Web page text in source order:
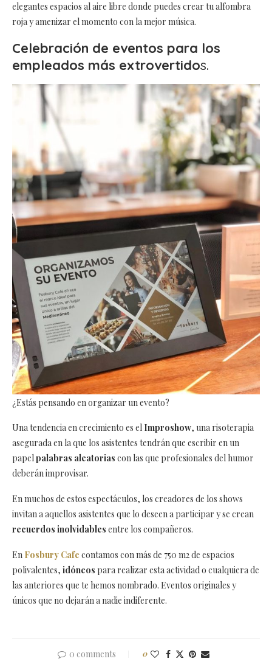
elegantes espacios al aire libre donde puedes crear tu alfombra
roja y amenizar el momento con la mejor música.
Celebración de eventos para los
empleados más extrovertidos.
¿Estás pensando en organizar un evento?
Una tendencia en crecimiento es el Improshow, una risoterapia
asegurada en la que los asistentes tendrán que escribir en un
papelpalabras aleatorias con las que profesionales del humor
deberán improvisar.
En muchos de estos espectáculos, los creadores de los shows
invitan a aquellos asistentes que lo deseen a participar y se crean
recuerdos inolvidables entre los compañeros.
En Fosbury Cafe contamos con más de 750 m2 de espacios
polivalentes, idóneos para realizar esta actividad o cualquiera de
las anteriores que te hemos nombrado. Eventos originales y
únicos que no dejarán a nadie indiferente.
0 comments 0